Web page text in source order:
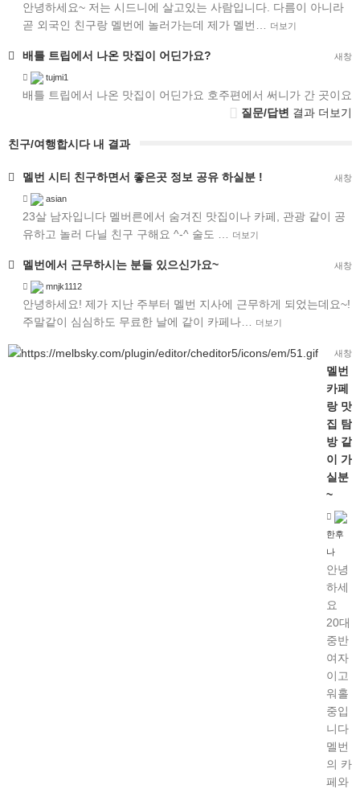
안녕하세요~ 저는 시드니에 살고있는 사람입니다. 다름이 아니라
곧 외국인 친구랑 멜번에 놀러가는데 제가 멜번…
더보기
새창
배틀 트립에서 나온 맛집 이 어딘가요?
tujmi1
배틀 트립에서 나온 맛집이 어딘가요 호주편에서 써니가 간 곳이요
질문/답변 결과 더보기
친구/여행합시다 내 결과
새창
멜번 시티 친구하면서 좋은곳 정보 공유 하실분 !
asian
23살 남자입니다 멜버른에서 숨겨진 맛집이나 카페, 관광 같이 공
유하고 놀러 다닐 친구 구해요 ^-^ 술도 …
더보기
새창
멜번에서 근무하시는 분들 있으신가요~
mnjk1112
안녕하세요! 제가 지난 주부터 멜번 지사에 근무하게 되었는데요~!
주말같이 심심하도 무료한 날에 같이 카페나…
더보기
새창
멜번
카페
랑 맛
집 탐
방 같
이 가
실분
~
한후
나
안녕
하세
요
20대
중반
여자
이고
워홀
중입
니다
멜번
의 카
페와